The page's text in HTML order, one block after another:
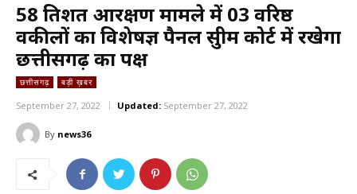
58 प्रतिशत आरक्षण मामले में 03 वरिष्ठ
वकीलों का विशेषज्ञ पैनल सुप्रीम कोर्ट में रखेगा
छत्तीसगढ़ का पक्ष
छत्तीसगढ़ बड़ी ख़बर
September 27, 2022 Updated: September 27, 2022
By news36